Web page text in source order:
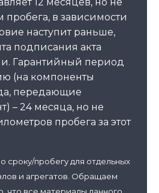
в зависимости
наступит раньше,
подписания акта
Гарантийный период
(на компоненты
передающие
– 24 месяца, но не
пробега за этот
сроку/пробегу для отдельных
и агрегатов. Обращаем
что все материалы данного